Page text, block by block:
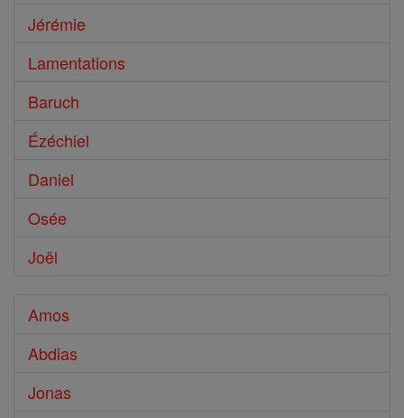
Jérémie
Lamentations
Baruch
Ézéchiel
Daniel
Osée
Joël
Amos
Abdias
Jonas